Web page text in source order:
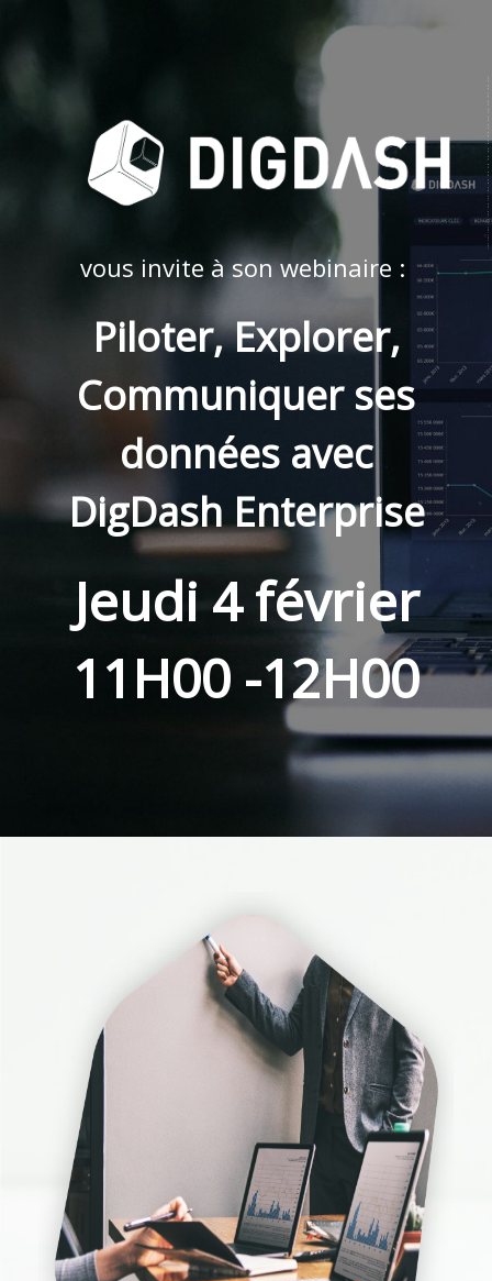
vous invite à son webinaire :
Piloter, Explorer,
Communiquer ses
données avec
DigDash Enterprise
Jeudi 4 février
11H00 -12H00